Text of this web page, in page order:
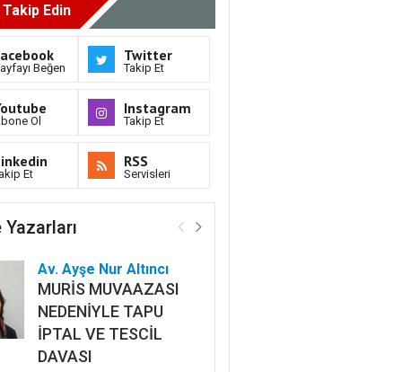
Edin
Beğen
Twitter
Takip Et
Ol
Instagram
Takip Et
Et
RSS
Servisleri
Yazarları
Av. Ayşe Nur Altıncı
MURİS MUVAAZASI
NEDENİYLE TAPU
İPTAL VE TESCİL
DAVASI